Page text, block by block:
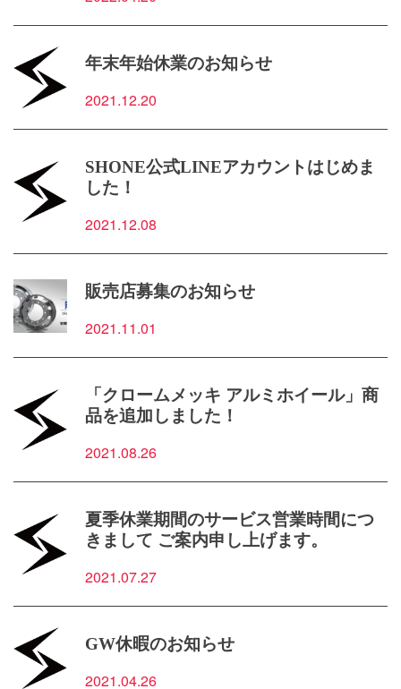
年末年始休業のお知らせ
2021.12.20
SHONE公式LINEアカウントはじめま
した！
2021.12.08
販売店募集のお知らせ
2021.11.01
「クロームメッキ アルミホイール」商
品を追加しました！
2021.08.26
夏季休業期間のサービス営業時間につ
きまして ご案内申し上げます。
2021.07.27
GW休暇のお知らせ
2021.04.26